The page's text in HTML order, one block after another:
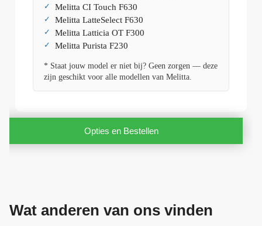
Melitta CI Touch F630
Melitta LatteSelect F630
Melitta Latticia OT F300
Melitta Purista F230
* Staat jouw model er niet bij? Geen zorgen — deze
zijn geschikt voor alle modellen van Melitta.
Opties en Bestellen
Wat anderen van ons vinden